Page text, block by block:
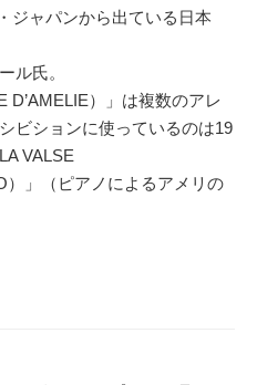
ジャパンから出ている日本
ル氏。
D’AMELIE）」は複数のアレ
ビションに使っているのは19
VALSE
）」（ピアノによるアメリの